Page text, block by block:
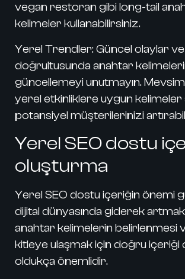
vegan restoran gibi long-tail
kelimeler kullanabilirsiniz.
Yerel Trendler: Güncel olaylar
doğrultusunda anahtar
güncellemeyi unutmayın.
yerel etkinliklere uygun
potansiyel müşterilerinizi
Yerel SEO dostu
oluşturma
Yerel SEO dostu içeriğin önemi
dijital dünyasında giderek
anahtar kelimelerin belirlenmesi
kitleye ulaşmak için doğru içeriği
oldukça önemlidir.